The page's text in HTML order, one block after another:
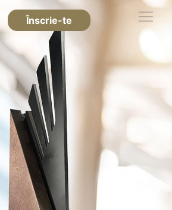
Înscrie-te